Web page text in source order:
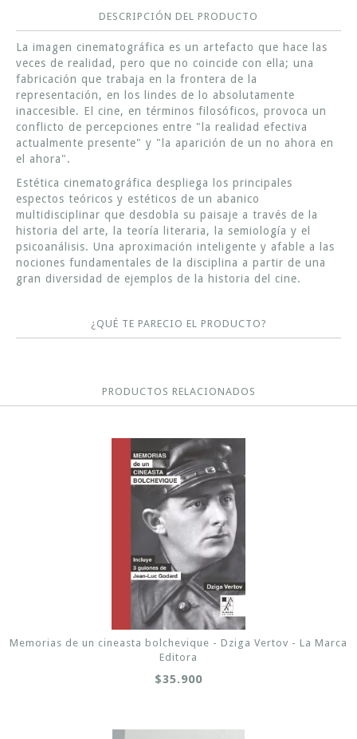
DESCRIPCIÓN DEL PRODUCTO
La imagen cinematográfica es un artefacto que hace las
veces de realidad, pero que no coincide con ella; una
fabricación que trabaja en la frontera de la
representación, en los lindes de lo absolutamente
inaccesible. El cine, en términos filosóficos, provoca un
conflicto de percepciones entre "la realidad efectiva
actualmente presente" y "la aparición de un no ahora en
el ahora".
Estética cinematográfica despliega los principales
espectos teóricos y estéticos de un abanico
multidisciplinar que desdobla su paisaje a través de la
historia del arte, la teoría literaria, la semiología y el
psicoanálisis. Una aproximación inteligente y afable a las
nociones fundamentales de la disciplina a partir de una
gran diversidad de ejemplos de la historia del cine.
¿QUÉ TE PARECIO EL PRODUCTO?
PRODUCTOS RELACIONADOS
Memorias de un cineasta bolchevique - Dziga Vertov - La Marca
Editora
$35.900